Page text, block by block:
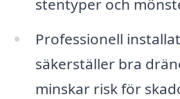
stentyper och
Professionell
säkerställer bra
minskar risk för